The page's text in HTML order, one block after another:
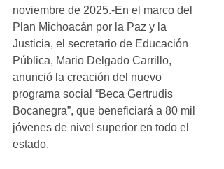
noviembre de 2025.-En el marco del
Plan Michoacán por la Paz y la
Justicia, el secretario de Educación
Pública, Mario Delgado Carrillo,
anunció la creación del nuevo
programa social “Beca Gertrudis
Bocanegra”, que beneficiará a 80 mil
jóvenes de nivel superior en todo el
estado.